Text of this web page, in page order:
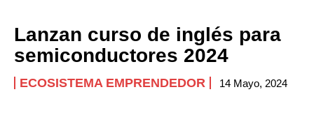
PRIVACY POLICY
NEWSLETTER
Lanzan curso de inglés para
semiconductores 2024
ECOSISTEMA EMPRENDEDOR 14 Mayo, 2024